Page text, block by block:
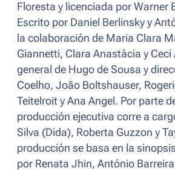
Floresta y licenciada por Warner
Escrito por Daniel Berlinsky y
la colaboración de Maria Clara
Giannetti, Clara Anastácia y Ceci
general de Hugo de Sousa y
Coelho, João Boltshauser,
Teitelroit y Ana Angel. Por parte
producción ejecutiva corre a
Silva (Dida), Roberta Guzzon y
producción se basa en la
por Renata Jhin, António Barreira